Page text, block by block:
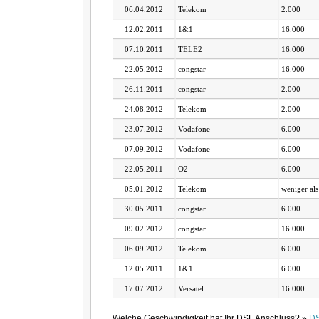
06.04.2012 Telekom 2.000
12.02.2011 1&1 16.000
07.10.2011 TELE2 16.000
22.05.2012 congstar 16.000
26.11.2011 congstar 2.000
24.08.2012 Telekom 2.000
23.07.2012 Vodafone 6.000
07.09.2012 Vodafone 6.000
22.05.2011 O2 6.000
05.01.2012 Telekom weniger
30.05.2011 congstar 6.000
09.02.2012 congstar 16.000
06.09.2012 Telekom 6.000
12.05.2011 1&1 6.000
17.07.2012 Versatel 16.000